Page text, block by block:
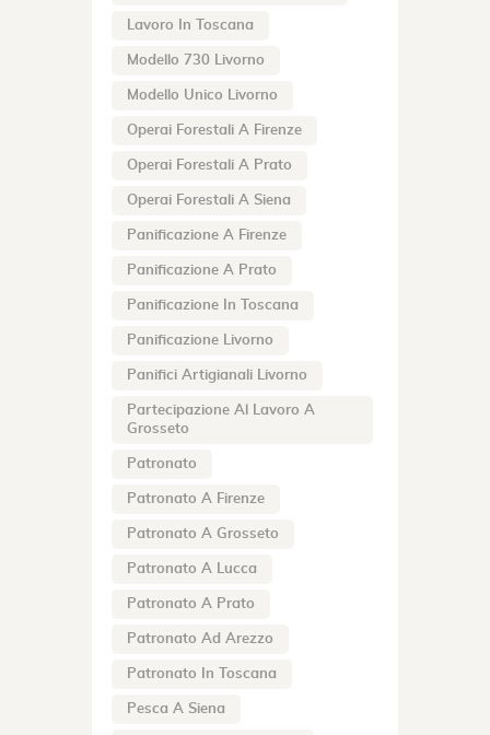
Lavoro In Toscana
Modello 730 Livorno
Modello Unico Livorno
Operai Forestali A Firenze
Operai Forestali A Prato
Operai Forestali A Siena
Panificazione A Firenze
Panificazione A Prato
Panificazione In Toscana
Panificazione Livorno
Panifici Artigianali Livorno
Partecipazione Al Lavoro A
Grosseto
Patronato
Patronato A Firenze
Patronato A Grosseto
Patronato A Lucca
Patronato A Prato
Patronato Ad Arezzo
Patronato In Toscana
Pesca A Siena